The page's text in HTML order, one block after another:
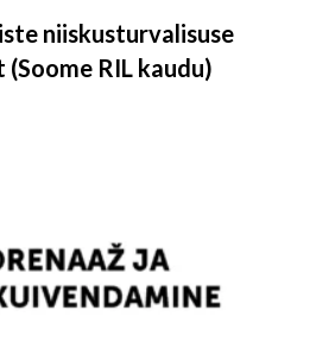
niiskusturvalisuse
RIL kaudu)